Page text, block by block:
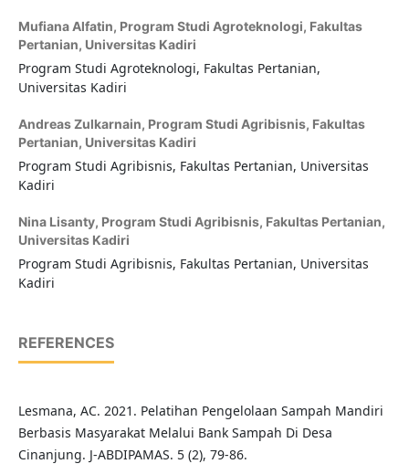
Mufiana Alfatin, Program Studi Agroteknologi, Fakultas
Pertanian, Universitas Kadiri
Program Studi Agroteknologi, Fakultas Pertanian,
Universitas Kadiri
Andreas Zulkarnain, Program Studi Agribisnis, Fakultas
Pertanian, Universitas Kadiri
Program Studi Agribisnis, Fakultas Pertanian, Universitas
Kadiri
Nina Lisanty, Program Studi Agribisnis, Fakultas Pertanian,
Universitas Kadiri
Program Studi Agribisnis, Fakultas Pertanian, Universitas
Kadiri
REFERENCES
Lesmana, AC. 2021. Pelatihan Pengelolaan Sampah Mandiri
Berbasis Masyarakat Melalui Bank Sampah Di Desa
Cinanjung. J-ABDIPAMAS. 5 (2), 79-86.